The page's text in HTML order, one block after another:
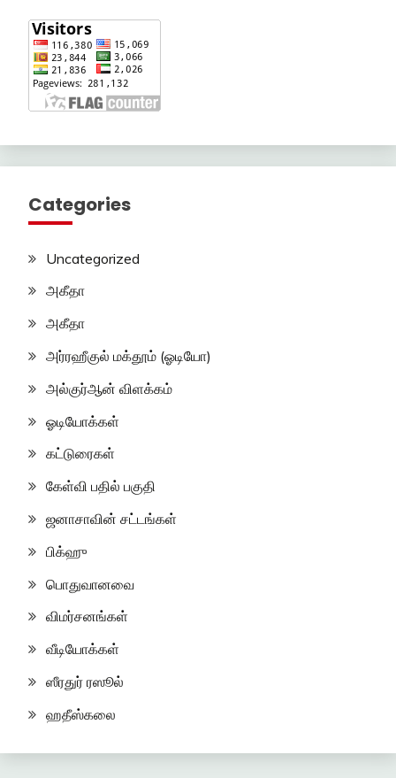
Categories
Uncategorized
அகீதா
அகீதா
அர்ரஹீகுல் மக்தூம் (ஓடியோ)
அல்குர்ஆன் விளக்கம்
ஓடியோக்கள்
கட்டுரைகள்
கேள்வி பதில் பகுதி
ஜனாசாவின் சட்டங்கள்
பிக்ஹு
பொதுவானவை
விமர்சனங்கள்
வீடியோக்கள்
ஸீரதுர் ரஸூல்
ஹதீஸ்கலை